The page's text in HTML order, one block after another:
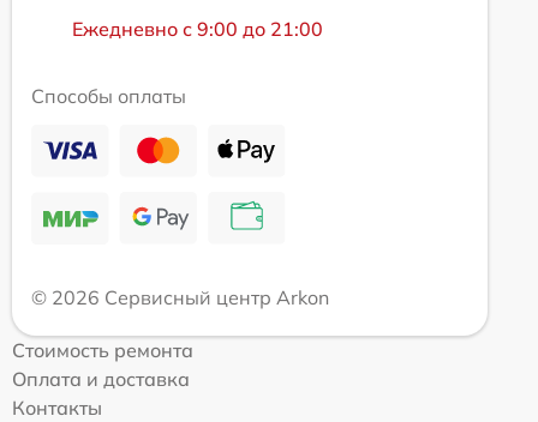
Ежедневно с 9:00 до 21:00
Способы оплаты
© 2026 Сервисный центр Arkon
Стоимость ремонта
Оплата и доставка
Контакты